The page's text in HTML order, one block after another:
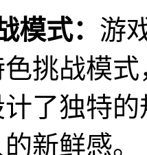
模式： 游
挑战模
了独特
新鲜感。